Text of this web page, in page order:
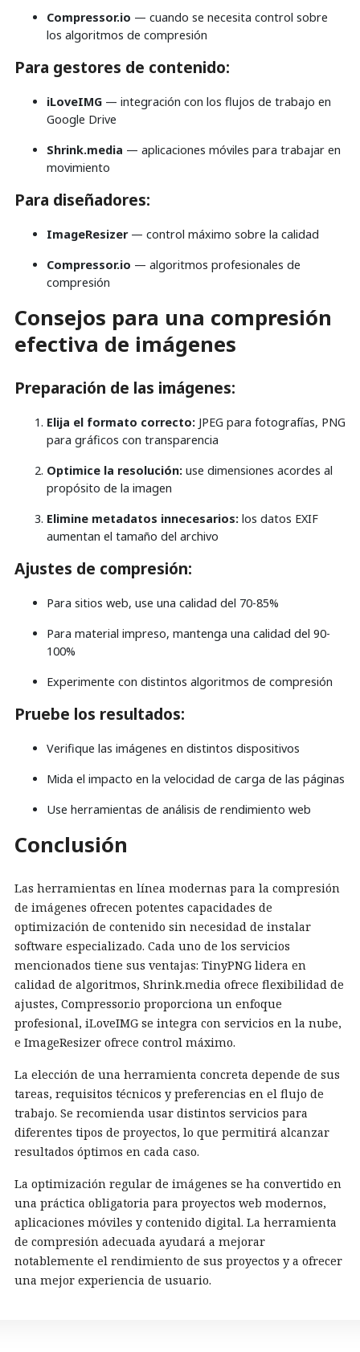
Compressor.io — cuando se necesita control sobre
los algoritmos de compresión
Para gestores de contenido:
iLoveIMG — integración con los flujos de trabajo en
Google Drive
Shrink.media — aplicaciones móviles para trabajar en
movimiento
Para diseñadores:
ImageResizer— control máximo sobre la calidad
Compressor.io — algoritmos profesionales de
compresión
Consejos para una compresión
efectiva de imágenes
Preparación de las imágenes:
Elija el formato correcto: JPEG para fotografías, PNG
para gráficos con transparencia
Optimice la resolución: use dimensiones acordes al
propósito de la imagen
Elimine metadatos innecesarios: los datos EXIF
aumentan el tamaño del archivo
Ajustes de compresión:
Para sitios web, use una calidad del 70-85%
Para material impreso, mantenga una calidad del 90-
100%
Experimente con distintos algoritmos de compresión
Pruebe los resultados:
Verifique las imágenes en distintos dispositivos
Mida el impacto en la velocidad de carga de las páginas
Use herramientas de análisis de rendimiento web
Conclusión
Las herramientas en línea modernas para la compresión
de imágenes ofrecen potentes capacidades de
optimización de contenido sin necesidad de instalar
software especializado. Cada uno de los servicios
mencionados tiene sus ventajas: TinyPNG lidera en
calidad de algoritmos, Shrink.media ofrece flexibilidad de
ajustes, Compressor.io proporciona un enfoque
profesional, iLoveIMG se integra con servicios en la nube,
e ImageResizer ofrece control máximo.
La elección de una herramienta concreta depende de sus
tareas, requisitos técnicos y preferencias en el flujo de
trabajo. Se recomienda usar distintos servicios para
diferentes tipos de proyectos, lo que permitirá alcanzar
resultados óptimos en cada caso.
La optimización regular de imágenes se ha convertido en
una práctica obligatoria para proyectos web modernos,
aplicaciones móviles y contenido digital. La herramienta
de compresión adecuada ayudará a mejorar
notablemente el rendimiento de sus proyectos y a ofrecer
una mejor experiencia de usuario.